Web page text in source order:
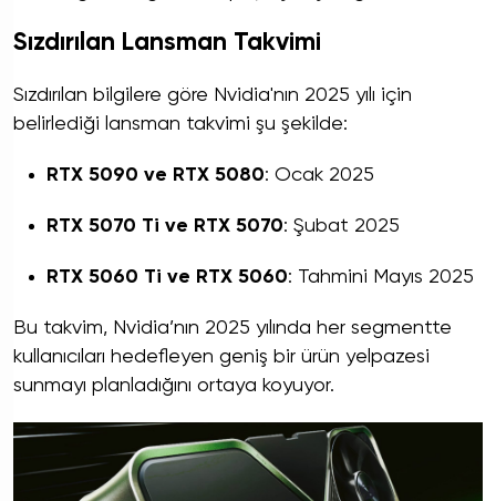
Sızdırılan Lansman Takvimi
Sızdırılan bilgilere göre Nvidia'nın 2025 yılı için
belirlediği lansman takvimi şu şekilde:
RTX 5090 ve RTX 5080: Ocak 2025
RTX 5070 Ti ve RTX 5070: Şubat 2025
RTX 5060 Ti ve RTX 5060: Tahmini Mayıs 2025
Bu takvim, Nvidia’nın 2025 yılında her segmentte
kullanıcıları hedefleyen geniş bir ürün yelpazesi
sunmayı planladığını ortaya koyuyor.